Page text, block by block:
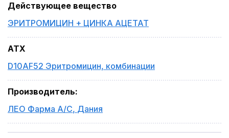
Действующее вещество
ЭРИТРОМИЦИН + ЦИНКА АЦЕТАТ
ATX
D10AF52 Эритромицин, комбинации
Производитель:
ЛЕО Фарма А/С, Дания